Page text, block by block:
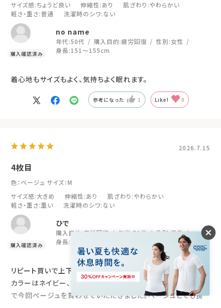
サイズ感:ちょうど良い 伸縮性:あり 肌ざわり :やわらかい
軽さ・重さ:普通 洗濯時のシワ:ない
no name
年代:50代 購入目的:疲労回復 性別:女性
身長:151～155cm
着心地もサイズもよく、気持ちよく眠れます。
参考になった 1 Like! 0
2026.7.15
4枚目
色：ベージュ サイズ：M
サイズ感:大きめ 伸縮性:あり 肌ざわり :やわらかい
軽さ・重さ:重い 洗濯時のシワ:ない
ひで
購入目的: 疲労回復 年代:50代 性別:男性
身長:
リピート買いで上下4セット目でーす。
カラーはネイビー、ブラック、ブルー
で今回ベージュを買わせていただきました。ベージュとても良